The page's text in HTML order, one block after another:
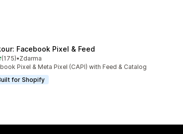
Facebook Pixel & Feed
hvězd
(175)počet recenzí: 175
•Zdarma
Pixel & Meta Pixel (CAPI) with Feed & Catalog
for Shopify